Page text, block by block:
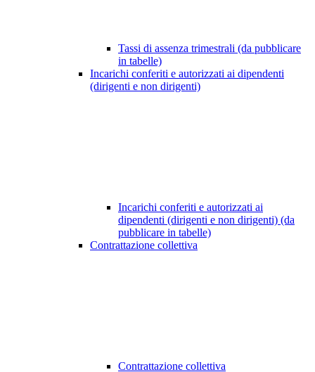
Tassi di assenza trimestrali (da pubblicare
in tabelle)
Incarichi conferiti e autorizzati ai dipendenti
(dirigenti e non dirigenti)
Incarichi conferiti e autorizzati ai
dipendenti (dirigenti e non dirigenti) (da
pubblicare in tabelle)
Contrattazione collettiva
Contrattazione collettiva